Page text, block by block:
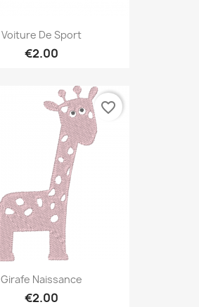
Voiture De Sport
€2.00
Girafe Naissance
€2.00
favorite_border